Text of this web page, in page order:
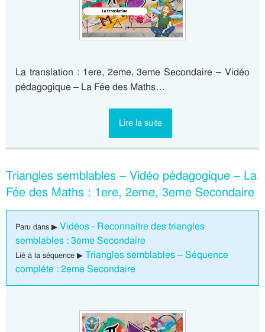
La translation : 1ere, 2eme, 3eme Secondaire – Vidéo
pédagogique – La Fée des Maths…
Lire la suite
Triangles semblables – Vidéo pédagogique – La
Fée des Maths : 1ere, 2eme, 3eme Secondaire
Paru dans ▶ Vidéos - Reconnaitre des triangles
semblables : 3eme Secondaire
Lié à la séquence ▶ Triangles semblables – Séquence
complète : 2eme Secondaire